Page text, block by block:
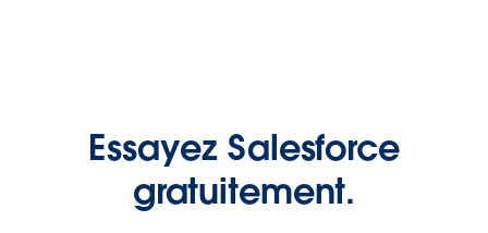
Essayez Salesforce
gratuitement.